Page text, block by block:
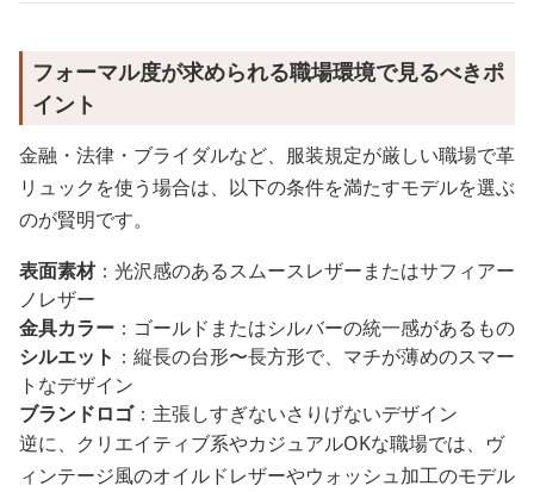
フォーマル度が求められる職場環境で見るべきポ
イント
金融・法律・ブライダルなど、服装規定が厳しい職場で革
リュックを使う場合は、以下の条件を満たすモデルを選ぶ
のが賢明です。
表面素材：光沢感のあるスムースレザーまたはサフィアー
ノレザー
金具カラー ：ゴールドまたはシルバーの統一感があるもの
シルエット ：縦長の台形〜長方形で、マチが薄めのスマー
トなデザイン
ブランドロゴ：主張しすぎないさりげないデザイン
逆に、クリエイティブ系やカジュアルOKな職場では、ヴ
ィンテージ風のオイルドレザーやウォッシュ加工のモデル